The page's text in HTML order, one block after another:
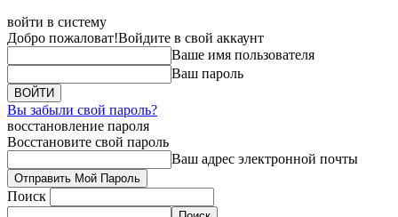
войти в систему
Добро пожаловат!Войдите в свой аккаунт
Ваше имя пользователя
Ваш пароль
Вы забыли свой пароль?
восстановление пароля
Восстановите свой пароль
Ваш адрес электронной почты
Поиск